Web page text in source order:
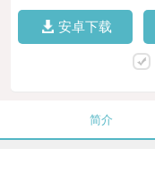
安卓下载
简介